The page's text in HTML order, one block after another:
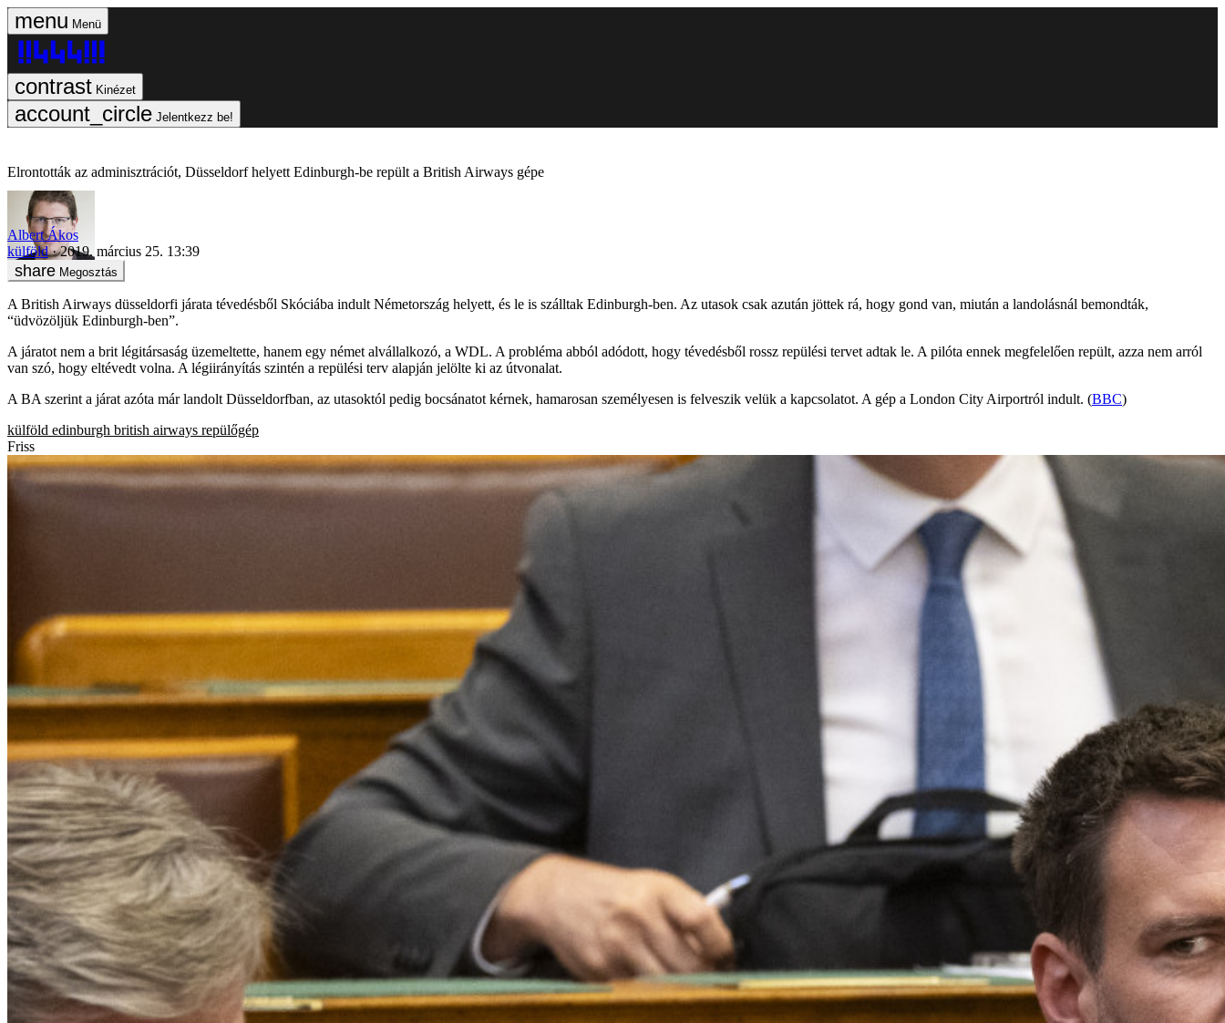
Menü
Kinézet
Jelentkezz be!
Elrontották az adminisztrációt, Düsseldorf helyett Edinburgh-be repült a British Airways gépe
Albert Ákos
külföld
2019. március 25. 13:39
Megosztás
A British Airways düsseldorfi járata tévedésből Skóciába indult Németország helyett, és le is szálltak Edinburgh-ben. Az utasok csak azután jöttek rá, hogy gond van, miután a landolásnál bemondták,
“üdvözöljük Edinburgh-ben”.
A járatot nem a brit légitársaság üzemeltette, hanem egy német alvállalkozó, a WDL. A probléma abból adódott, hogy tévedésből rossz repülési tervet adtak le. A pilóta ennek megfelelően repült, azza nem arról
van szó, hogy eltévedt volna. A légiirányítás szintén a repülési terv alapján jelölte ki az útvonalat.
A BA szerint a járat azóta már landolt Düsseldorfban, az utasoktól pedig bocsánatot kérnek, hamarosan személyesen is felveszik velük a kapcsolatot. A gép a London City Airportról indult. (BBC)
külföld edinburgh british airways repülőgép
Friss